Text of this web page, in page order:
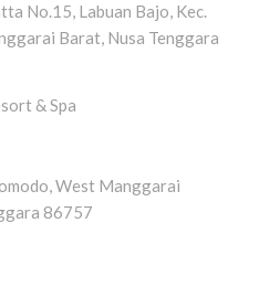
No.15, Labuan Bajo, Kec.
Barat, Nusa Tenggara
& Spa
West Manggarai
86757